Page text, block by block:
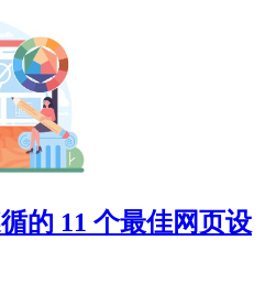
的 11 个最佳网页设